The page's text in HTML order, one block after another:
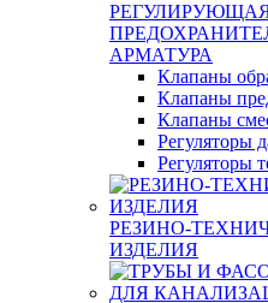
АРМАТУРА
Клапаны
Клапаны
Клапаны
Регуляторы
Регуляторы
РЕЗИНО-
ИЗДЕЛИЯ